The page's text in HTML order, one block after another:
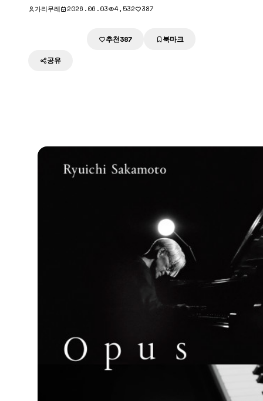
가리무레 2026.06.03 4,532 387
추천387 북마크
공유